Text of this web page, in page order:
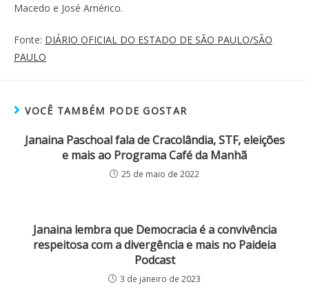
Macedo e José Américo.
Fonte: DIÁRIO OFICIAL DO ESTADO DE SÃO PAULO/SÃO
PAULO
VOCÊ TAMBÉM PODE GOSTAR
Janaina Paschoal fala de Cracolândia, STF, eleições
e mais ao Programa Café da Manhã
25 de maio de 2022
Janaina lembra que Democracia é a convivência
respeitosa com a divergência e mais no Paideia
Podcast
3 de janeiro de 2023